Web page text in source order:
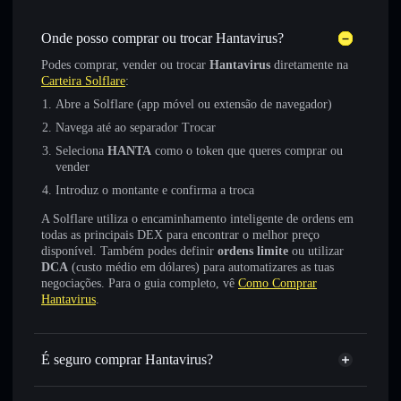
Onde posso comprar ou trocar Hantavirus?
Podes comprar, vender ou trocar Hantavirus diretamente na
Carteira Solflare:
Abre a Solflare (app móvel ou extensão de navegador)
Navega até ao separador Trocar
Seleciona HANTA como o token que queres comprar ou
vender
Introduz o montante e confirma a troca
A Solflare utiliza o encaminhamento inteligente de ordens em
todas as principais DEX para encontrar o melhor preço
disponível. Também podes definir ordens limite ou utilizar
DCA (custo médio em dólares) para automatizares as tuas
negociações. Para o guia completo, vê Como Comprar
Hantavirus.
É seguro comprar Hantavirus?
Hantavirus token verificado